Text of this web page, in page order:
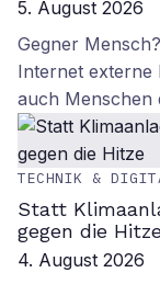
5. August 2026
Gegner
Internet externe
auch Menschen
TECHNIK &
Statt
gegen die
4. August 2026